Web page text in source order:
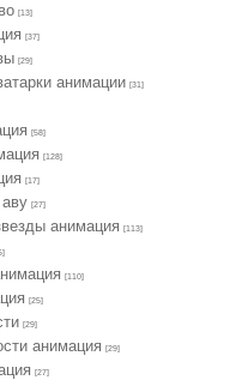
[13]
[37]
[29]
анимации [31]
[58]
[128]
[17]
[27]
анимация [113]
[110]
[25]
[29]
анимация [29]
[27]